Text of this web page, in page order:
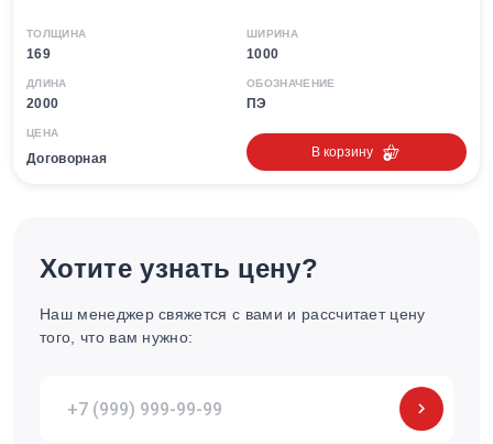
ТОЛЩИНА
169
ШИРИНА
1000
ДЛИНА
2000
ОБОЗНАЧЕНИЕ
ПЭ
ЦЕНА
Договорная В корзину
Хотите узнать цену?
Наш менеджер свяжется с вами и рассчитает цену
того, что вам нужно: